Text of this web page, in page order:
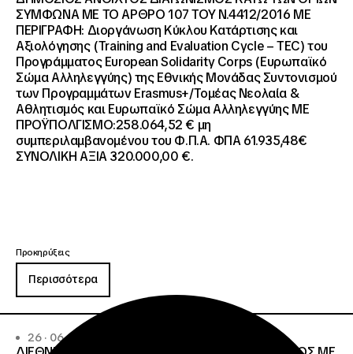
ΣΥΜΦΩΝΑ ΜΕ ΤΟ ΑΡΘΡΟ 107 ΤΟΥ Ν.4412/2016 ΜΕ
ΠΕΡΙΓΡΑΦΗ: Διοργάνωση Κύκλου Κατάρτισης και
Αξιολόγησης (Training and Evaluation Cycle – TEC) του
Προγράμματος European Solidarity Corps (Ευρωπαϊκό
Σώμα Αλληλεγγύης) της Εθνικής Μονάδας Συντονισμού
των Προγραμμάτων Erasmus+/Τομέας Νεολαία &
Αθλητισμός και Ευρωπαϊκό Σώμα Αλληλεγγύης ΜΕ
ΠΡΟΫΠΟΛΓΙΣΜΟ:258.064,52 € μη
συμπεριλαμβανομένου του Φ.Π.Α. ΦΠΑ 61.935,48€
ΣΥΝΟΛΙΚΗ ΑΞΙΑ 320.000,00 €.
Προκηρύξεις
Περισσότερα
26 · 06 · 2026